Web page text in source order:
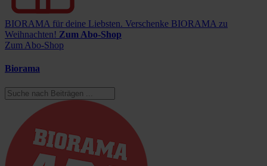
BIORAMA für deine Liebsten. Verschenke BIORAMA zu
Weihnachten! Zum Abo-Shop
Zum Abo-Shop
Biorama